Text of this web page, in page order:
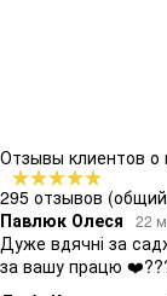
Отзывы клиентов о
295 отзывов
Павлюк Олеся
22
Дуже вдячні за
за вашу працю